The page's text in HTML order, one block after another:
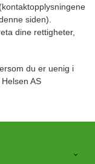
siden).
dine rettigheter,
du er uenig i
AS